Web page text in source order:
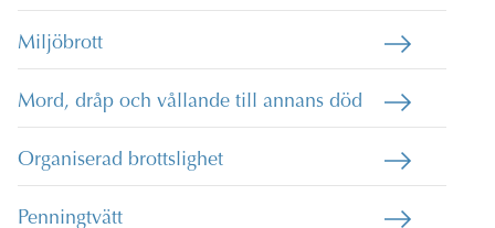
Miljöbrott
Mord, dråp och vållande till annans död
Organiserad brottslighet
Penningtvätt